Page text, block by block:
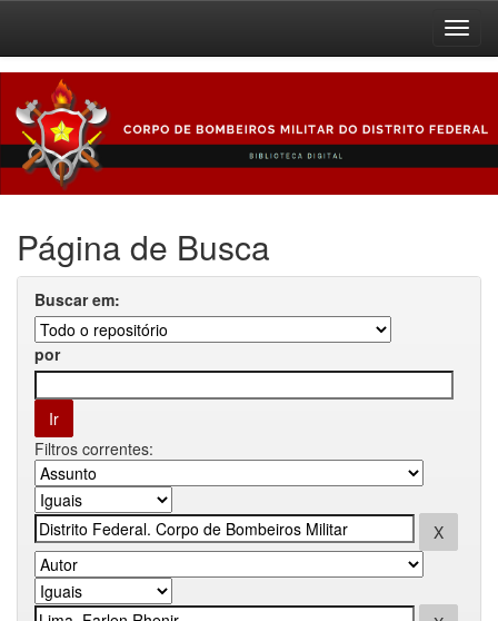
navigation
Página de Busca
Buscar em:
por
Filtros correntes: